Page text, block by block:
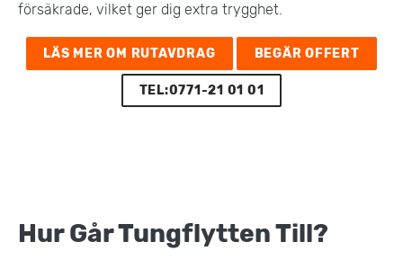
försäkrade, vilket ger dig extra trygghet​.
LÄS MER OM RUTAVDRAG BEGÄR OFFERT
TEL:0771-21 01 01
Hur Går Tungflytten Till?